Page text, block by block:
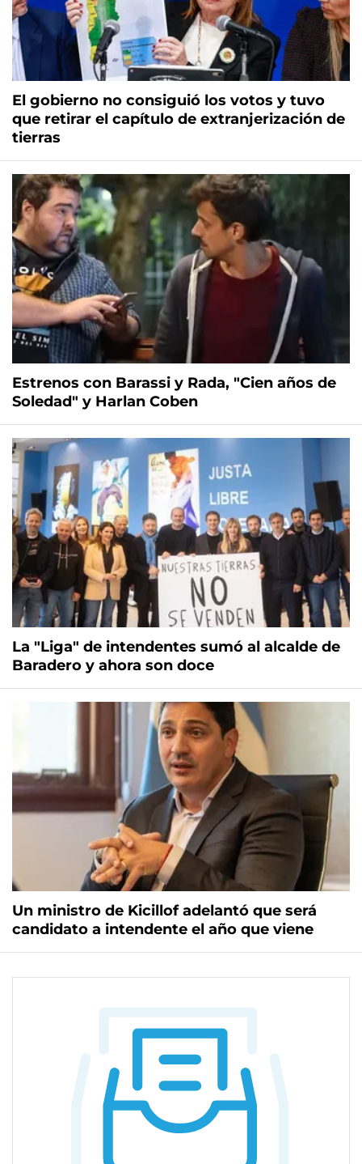
El gobierno no consiguió los votos y tuvo
que retirar el capítulo de extranjerización de
tierras
Estrenos con Barassi y Rada, "Cien años de
Soledad" y Harlan Coben
La "Liga" de intendentes sumó al alcalde de
Baradero y ahora son doce
Un ministro de Kicillof adelantó que será
candidato a intendente el año que viene